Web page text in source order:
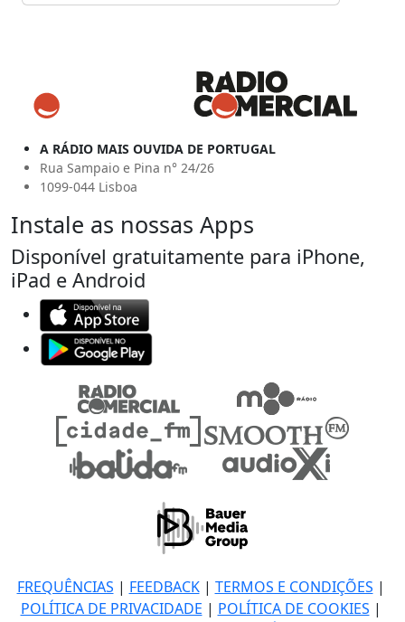
A RÁDIO MAIS OUVIDA DE PORTUGAL
Rua Sampaio e Pina n° 24/26
1099-044 Lisboa
Instale as nossas Apps
Disponível gratuitamente para iPhone,
iPad e Android
FREQUÊNCIAS | FEEDBACK| TERMOS E CONDIÇÕES |
POLÍTICA DE PRIVACIDADE | POLÍTICA DE COOKIES |